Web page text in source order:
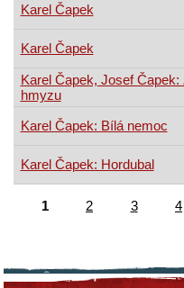
Karel Čapek
Karel Čapek
Karel Čapek, Josef Čapek:
hmyzu
Karel Čapek: Bílá nemoc
Karel Čapek: Hordubal
1 2 3 4